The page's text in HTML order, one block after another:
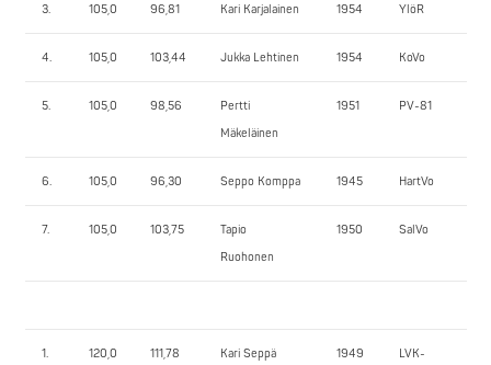
3. 105,0 96,81 Kari Karjalainen 1954 YlöR
4. 105,0 103,44 Jukka Lehtinen 1954 KoVo
5. 105,0 98,56
Pertti
Mäkeläinen
1951 PV-81
6. 105,0 96,30 Seppo Komppa 1945 HartVo
7. 105,0 103,75
Tapio
Ruohonen
1950 SalVo
1. 120,0 111,78 Kari Seppä 1949
LVK-